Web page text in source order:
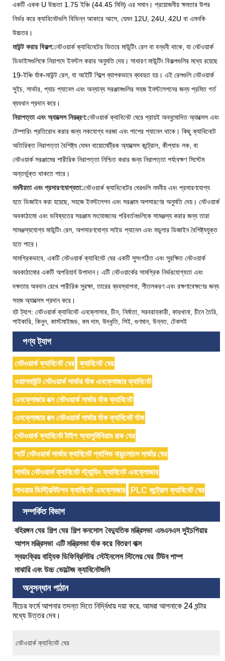
একটি একক U উচ্চতা 1.75 ইঞ্চি (44.45 মিমি) এর সমান। প্রয়োজনীয় ক্ষমতার উপর
নির্ভর করে ক্যাবিনেটগুলি বিভিন্ন আকারে আসে, যেমন 12U, 24U, 42U বা এমনকি
উচ্চতর।
মাউন্ট করার বিকল্প:নেটওয়ার্ক ক্যাবিনেটের ভিতরে মাউন্টিং রেল বা বন্ধনী থাকে, যা নেটওয়ার্ক
ডিভাইসগুলিকে নিরাপদে ইনস্টল করার অনুমতি দেয়। সাধারণ মাউন্টিং বিকল্পগুলির মধ্যে রয়েছে
19-ইঞ্চি র্যাক-মাউন্ট রেল, যা আইটি শিল্পে ব্যাপকভাবে ব্যবহৃত হয়। এই রেলগুলি নেটওয়ার্ক
সুইচ, সার্ভার, প্যাচ প্যানেল এবং অন্যান্য সরঞ্জামগুলির সহজ ইনস্টলেশনের জন্য প্রমিত গর্ত
ব্যবধান প্রদান করে।
নিরাপত্তা এবং অ্যাক্সেস নিয়ন্ত্রণ:নেটওয়ার্ক ক্যাবিনেট ঘেরে প্রায়ই অননুমোদিত অ্যাক্সেস এবং
টেম্পারিং প্রতিরোধ করার জন্য লকযোগ্য দরজা এবং পাশের প্যানেল থাকে। কিছু ক্যাবিনেটে
অতিরিক্ত নিরাপত্তা বৈশিষ্ট্য যেমন বায়োমেট্রিক অ্যাক্সেস কন্ট্রোল, কীপ্যাড লক, বা
নেটওয়ার্ক সরঞ্জামের শারীরিক নিরাপত্তা নিশ্চিত করার জন্য নিরাপত্তা পর্যবেক্ষণ সিস্টেম
অন্তর্ভুক্ত থাকতে পারে।
নমনীয়তা এবং প্রসারণযোগ্যতা:নেটওয়ার্ক ক্যাবিনেটের ঘেরগুলি নমনীয় এবং প্রসারণযোগ্য
হতে ডিজাইন করা হয়েছে, সহজে ইনস্টলেশন এবং সরঞ্জাম অপসারণের অনুমতি দেয়। নেটওয়ার্ক
অবকাঠামো এবং ভবিষ্যতের সরঞ্জাম সংযোজনের পরিবর্তনগুলিকে সামঞ্জস্য করার জন্য তারা
সামঞ্জস্যযোগ্য মাউন্টিং রেল, অপসারণযোগ্য সাইড প্যানেল এবং মডুলার ডিজাইন বৈশিষ্ট্যযুক্ত
হতে পারে।
সামগ্রিকভাবে, একটি নেটওয়ার্ক ক্যাবিনেট ঘের একটি সুসংগঠিত এবং সুরক্ষিত নেটওয়ার্ক
অবকাঠামোর একটি অপরিহার্য উপাদান। এটি নেটওয়ার্কের সামগ্রিক নির্ভরযোগ্যতা এবং
দক্ষতায় অবদান রেখে শারীরিক সুরক্ষা, তারের ব্যবস্থাপনা, শীতলকরণ এবং রক্ষণাবেক্ষণের জন্য
সহজ অ্যাক্সেস প্রদান করে।
হট ট্যাগ: নেটওয়ার্ক ক্যাবিনেট এনক্লোসার, চীন, নির্মাতা, সরবরাহকারী, কারখানা, চীনে তৈরি,
পাইকারি, কিনুন, কাস্টমাইজড, কম দাম, উদ্ধৃতি, সিই, গুণমান, উন্নত, টেকসই
পণ্য ট্যাগ
নেটওয়ার্ক ক্যাবিনেট ঘের ক্যাবিনেট ঘের
ওয়ালমাউন্ট নেটওয়ার্ক সার্ভার র্যাক এনক্লোজার ক্যাবিনেট
এনক্লোজার বক্স নেটওয়ার্ক সার্ভার র্যাক ক্যাবিনেট
এনক্লোজার বক্স নেটওয়ার্ক সার্ভার র্যাক ক্যাবিনেট র্যাক
নেটওয়ার্ক ক্যাবিনেট টাইপ অ্যালুমিনিয়াম রাক ঘের
স্মার্ট নেটওয়ার্ক সার্ভার ক্যাবিনেট প্যাসিভ বায়ুচলাচল সার্ভার ঘের
সার্ভার নেটওয়ার্ক ক্যাবিনেট স্ট্যান্ডিং ক্যাবিনেট এনক্লোজার
পাওয়ার ডিস্ট্রিবিউশন ক্যাবিনেট এনক্লোজার PLC কন্ট্রোল ক্যাবিনেট ঘের
সম্পর্কিত বিভাগ
বহিরঙ্গন ঘের শিল্প ঘের শিল্প কনসোল বৈদ্যুতিক মন্ত্রিসভা এমএনএস সুইচগিয়ার
আপস মন্ত্রিসভা এটি মন্ত্রিসভা র্যাক করে বিতরণ বাক্স
স্বয়ংক্রিয় বাহ্যিক ডিফিব্রিলিটর স্টেইনলেস স্টিলের ঘের টিউব পাম্প
মাঝারি এবং উচ্চ ভোল্টেজ ক্যাবিনেটগুলি
অনুসন্ধান পাঠান
নীচের ফর্মে আপনার তদন্ত দিতে নির্দ্বিধায় দয়া করে. আমরা আপনাকে 24 ঘন্টার
মধ্যে উত্তর দেব।